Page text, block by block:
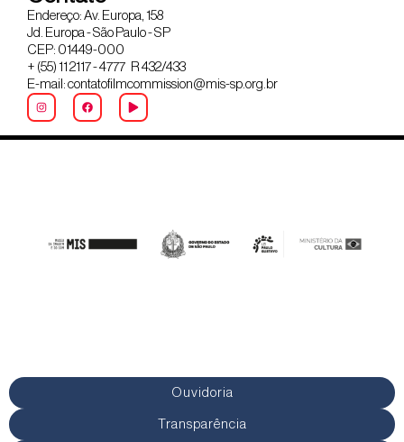
Endereço: Av. Europa, 158
Jd. Europa - São Paulo - SP
CEP: 01449-000
+ (55) 11 2117 - 4777 R 432/433
E-mail: contatofilmcommission@mis-sp.org.br
Ouvidoria
Transparência